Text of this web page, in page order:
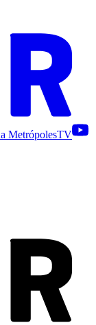
MetrópolesTV